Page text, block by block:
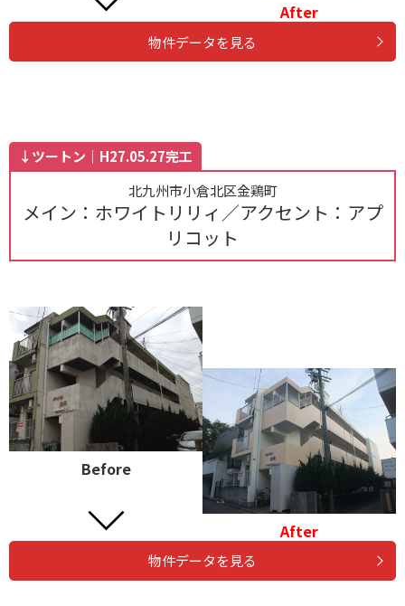
After
物件データを見る
↓ツートン｜H27.05.27完工
北九州市小倉北区金鶏町
メイン：ホワイトリリィ／アクセント：アプ
リコット
Before
After
物件データを見る